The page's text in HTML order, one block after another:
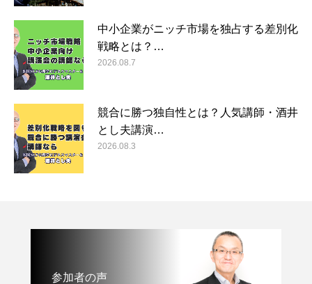
中小企業がニッチ市場を独占する差別化
戦略とは？…
2026.08.7
競合に勝つ独自性とは？人気講師・酒井
とし夫講演…
2026.08.3
参加者の声